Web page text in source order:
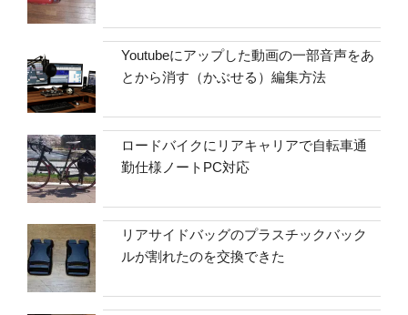
Youtubeにアップした動画の一部音声をあ
とから消す（かぶせる）編集方法
ロードバイクにリアキャリアで自転車通
勤仕様ノートPC対応
リアサイドバッグのプラスチックバック
ルが割れたのを交換できた